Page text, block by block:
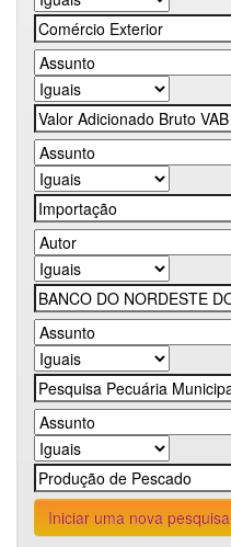
Iniciar uma nova pesquisa